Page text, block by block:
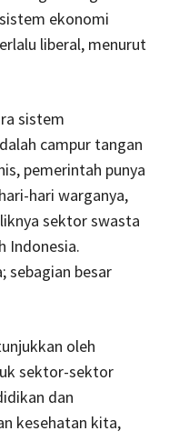
ekonomi
liberal, menurut
sistem
campur tangan
pemerintah punya
hari warganya,
sektor swasta
Indonesia.
sebagian besar
oleh
sektor-sektor
dan
kesehatan kita,